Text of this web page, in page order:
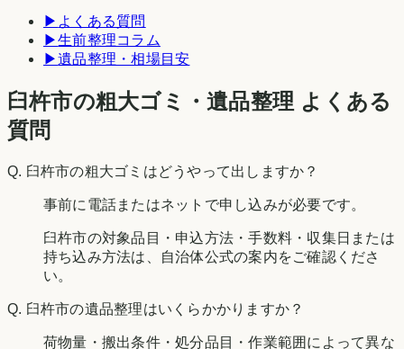
▶ よくある質問
▶生前整理コラム
▶遺品整理・相場目安
臼杵市の粗大ゴミ・遺品整理 よくある
質問
Q. 臼杵市の粗大ゴミはどうやって出しますか？
事前に電話またはネットで申し込みが必要です。
臼杵市の対象品目・申込方法・手数料・収集日または
持ち込み方法は、自治体公式の案内をご確認くださ
い。
Q. 臼杵市の遺品整理はいくらかかりますか？
荷物量・搬出条件・処分品目・作業範囲によって異な